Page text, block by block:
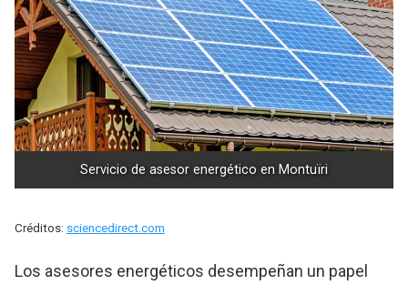
Servicio de asesor energético en Montuïri
Créditos: sciencedirect.com
Los asesores energéticos desempeñan un papel